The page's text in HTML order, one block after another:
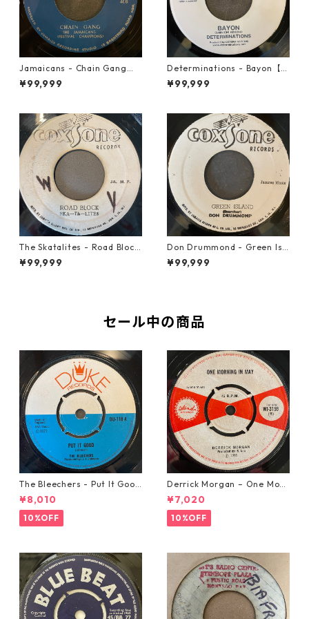
Jamaicans - Chain Gang【7
-21911】
¥99,999
Determinations - Bayon【7-
21865】
¥99,999
The Skatalites - Road Block
【7-21996】
¥99,999
Don Drummond - Green Isl
and【7-22018】
¥99,999
セール中の商品
The Bleechers - Put It Good
【7-21637】
¥8,010
10%OFF
Derrick Morgan – One Morn
ing In May【7-21653】
¥7,020
10%OFF